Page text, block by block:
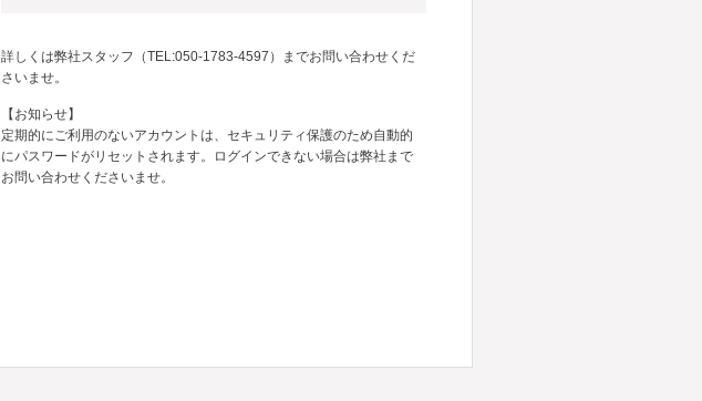
詳しくは弊社スタッフ（TEL:050-1783-4597）までお問い合わせくだ
さいませ。
【お知らせ】
定期的にご利用のないアカウントは、セキュリティ保護のため自動的
にパスワードがリセットされます。ログインできない場合は弊社まで
お問い合わせくださいませ。